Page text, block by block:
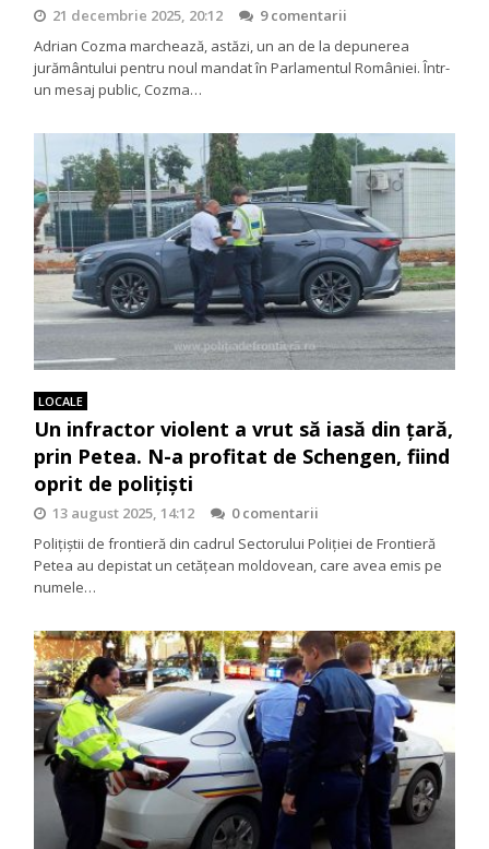
21 decembrie 2025, 20:12
9 comentarii
Adrian Cozma marchează, astăzi, un an de la depunerea
jurământului pentru noul mandat în Parlamentul României. Într-
un mesaj public, Cozma…
LOCALE
Un infractor violent a vrut să iasă din țară,
prin Petea. N-a profitat de Schengen, fiind
oprit de polițiști
13 august 2025, 14:12
0 comentarii
Polițiștii de frontieră din cadrul Sectorului Poliției de Frontieră
Petea au depistat un cetățean moldovean, care avea emis pe
numele…